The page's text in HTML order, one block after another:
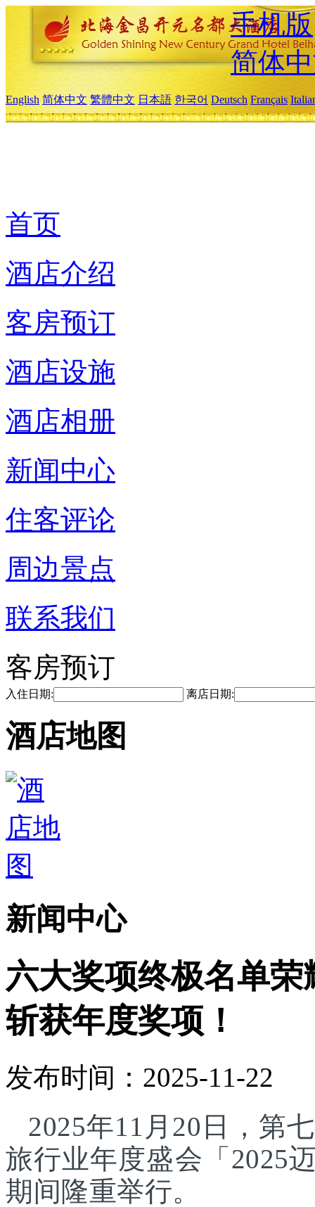
手机版
简体
English 简体中文 繁體中文 日本語 한국어 Deutsch Français
首页
酒店介绍
客房预订
酒店设施
酒店相册
新闻中心
住客评论
周边景点
联系我们
客房预订
入住日期: 离店日期:
酒店地图
新闻中心
六大奖项终极名单
斩获年度奖项！
发布时间：2025-11-22
2025年11月20日，第
旅行业年度盛会「2025
期间隆重举行。